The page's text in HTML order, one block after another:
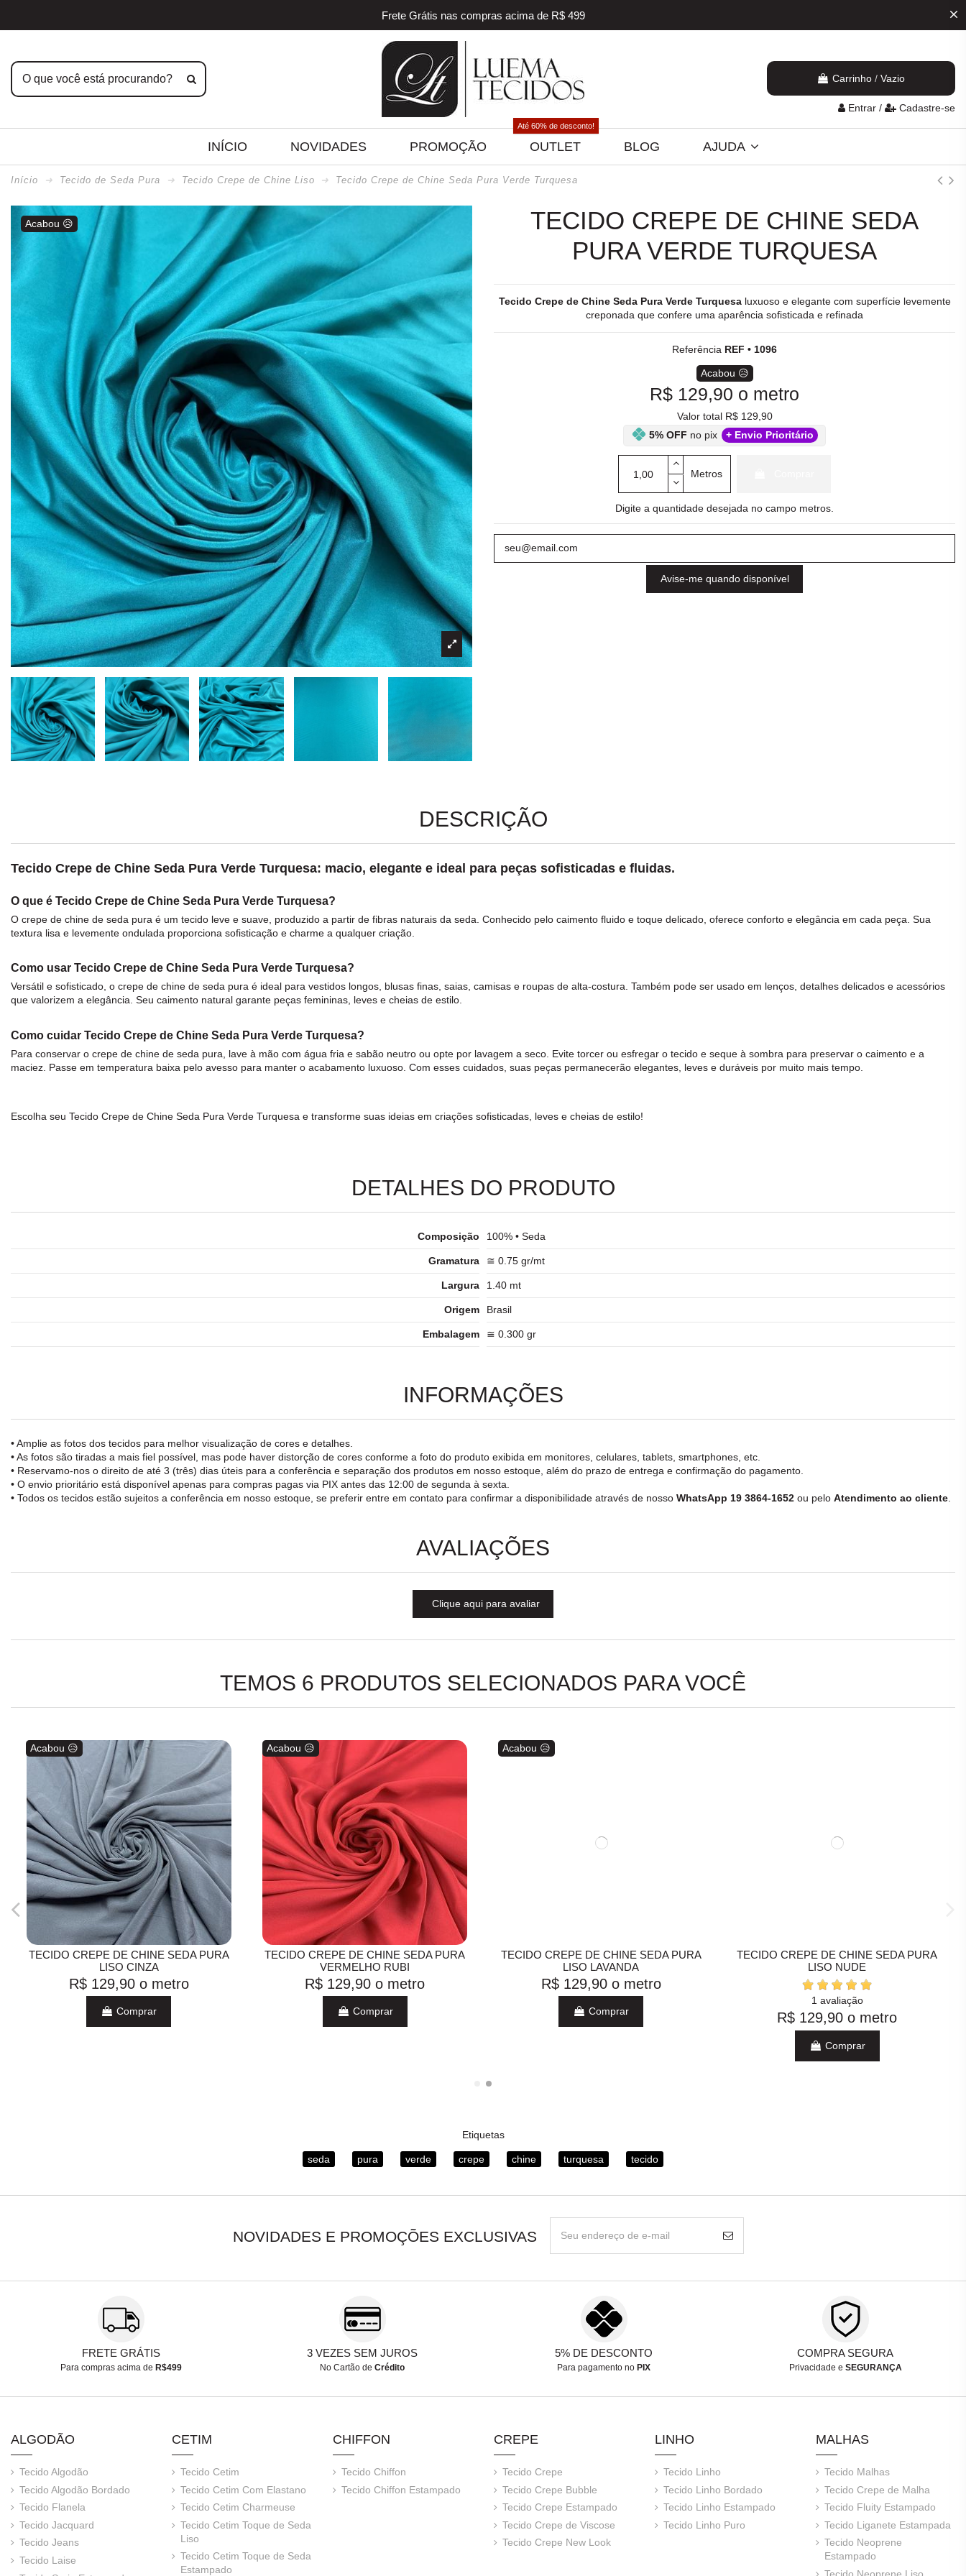
Frete Grátis nas compras acima de R$ 499
5% off na sua primeira compra! Utilize o cupom
5% de desconto para pagamento via PIX e BOLETO
Frete Grátis nas compras acima de R$ 499
Carrinho /Vazio
Entrar / Cadastre-se
INÍCIO NOVIDADES PROMOÇÃO OUTLET
Até 60% de desconto!
BLOG AJUDA
Início Tecido de Seda Pura Tecido Crepe de Chine Liso Tecido Crepe de Chine Seda Pura Verde Turquesa
Acabou 😥
TECIDO CREPE DE CHINE SEDA
PURA VERDE TURQUESA
Tecido Crepe de Chine Seda Pura Verde Turquesaluxuoso e elegante com superfície levemente
creponada que confere uma aparência sofisticada e refinada
Referência REF • 1096
Acabou 😥
R$ 129,90 o metro
Valor total R$ 129,90
5% OFF no pix + Envio Prioritário
Metros
Digite a quantidade desejada no campo metros.
Avise-me quando disponível
DESCRIÇÃO
Tecido Crepe de Chine Seda Pura Verde Turquesa: macio, elegante e ideal para peças sofisticadas e fluidas.
O que é Tecido Crepe de Chine Seda Pura Verde Turquesa?
O crepe de chine de seda pura é um tecido leve e suave, produzido a partir de fibras naturais da seda . Conhecido pelo caimento fluido e toque delicado, oferece conforto e elegância em cada peça. Sua
textura lisa e levemente ondulada proporciona sofisticação e charme a qualquer criação.
Como usar Tecido Crepe de Chine Seda Pura Verde Turquesa?
Versátil e sofisticado, o crepe de chine de seda pura é ideal para vestidos longos, blusas finas, saias, camisas e roupas de alta-costura. Também pode ser usado em lenços, detalhes delicados e acessórios
que valorizem a elegância. Seu caimento natural garante peças femininas, leves e cheias de estilo.
Como cuidar Tecido Crepe de Chine Seda Pura Verde Turquesa?
Para conservar o crepe de chine de seda pura, lave à mão com água fria e sabão neutro ou opte por lavagem a seco. Evite torcer ou esfregar o tecido e seque à sombra para preservar o caimento e a
maciez. Passe em temperatura baixa pelo avesso para manter o acabamento luxuoso. Com esses cuidados, suas peças permanecerão elegantes, leves e duráveis por muito mais tempo.
Escolha seu Tecido Crepe de Chine Seda Pura Verde Turquesa e transforme suas ideias em criações sofisticadas, leves e cheias de estilo!
DETALHES DO PRODUTO
Composição 100% • Seda
Gramatura ≅ 0.75 gr/mt
Largura 1.40 mt
Origem Brasil
Embalagem ≅ 0.300 gr
INFORMAÇÕES
• Amplie as fotos dos tecidos para melhor visualização de cores e detalhes.
• As fotos são tiradas a mais fiel possível, mas pode haver distorção de cores conforme a foto do produto exibida em monitores, celulares, tablets, smartphones, etc.
• Reservamo-nos o direito de até 3 (três) dias úteis para a conferência e separação dos produtos em nosso estoque, além do prazo de entrega e confirmação do pagamento.
• O envio prioritário está disponível apenas para compras pagas via PIX antes das 12:00 de segunda à sexta.
• Todos os tecidos estão sujeitos a conferência em nosso estoque, se preferir entre em contato para confirmar a disponibilidade através de nosso WhatsApp 19 3864-1652 ou pelo Atendimento ao cliente
AVALIAÇÕES
Clique aqui para avaliar
TEMOS 6 PRODUTOS SELECIONADOS PARA VOCÊ
Acabou 😥
TECIDO CREPE DE CHINE SEDA PURA
LISO CINZA
R$ 129,90 o metro
Comprar
Acabou 😥
TECIDO CREPE DE CHINE SEDA PURA
VERMELHO RUBI
R$ 129,90 o metro
Comprar
Acabou 😥
TECIDO CREPE DE CHINE SEDA PURA
LISO LAVANDA
R$ 129,90 o metro
Comprar
TECIDO CREPE DE CHINE SEDA PURA
LISO NUDE
1 avaliação
R$ 129,90 o metro
Comprar
Etiquetas
seda pura verde crepe chine turquesa tecido
NOVIDADES E PROMOÇÕES EXCLUSIVAS
FRETE GRÁTIS
Para compras acima de R$499
3 VEZES SEM JUROS
No Cartão de Crédito
5% DE DESCONTO
Para pagamento no PIX
COMPRA SEGURA
Privacidade e SEGURANÇA
ALGODÃO
Tecido Algodão
Tecido Algodão Bordado
Tecido Flanela
Tecido Jacquard
Tecido Jeans
Tecido Laise
CETIM
Tecido Cetim
Tecido Cetim Com Elastano
Tecido Cetim Charmeuse
Tecido Cetim Toque de Seda
Liso
Tecido Cetim Toque de Seda
Estampado
CHIFFON
Tecido Chiffon
Tecido Chiffon Estampado
CREPE
Tecido Crepe
Tecido Crepe Bubble
Tecido Crepe Estampado
Tecido Crepe de Viscose
Tecido Crepe New Look
LINHO
Tecido Linho
Tecido Linho Bordado
Tecido Linho Estampado
Tecido Linho Puro
MALHAS
Tecido Malhas
Tecido Crepe de Malha
Tecido Fluity Estampado
Tecido Liganete Estampada
Tecido Neoprene
Estampado